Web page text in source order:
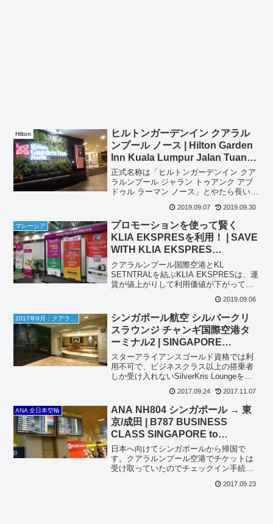
Hilton
ヒルトンガーデンイン クアラル
ンプール ノース | Hilton Garden
Inn Kuala Lumpur Jalan Tuanku
Abdul Rahman North
正式名称は「ヒルトンガーデンイン クア
ラルンプール ジャラン トゥアンク アブ
ドゥル ラーマン ノース」とやたら長いの
に告げるのは不可能だと感じました。3軒
となりには「ヒルトンガーデンイン クア
ラルンプー...
2019.09.07 2019.09.30
マレーシア
プロモーションを使って賢く
KLIA EKSPRESを利用！ | SAVE
WITH KLIA EKSPRES
PROMOTION CODE
クアラルンプール国際空港とKL
SETNTRALを結ぶKLIA EKSPRESは、運
賃が値上がりして利用価値が下がってき
えばまだまだ利用価値は残っています。
例えば、グループチケット（3人で利用す
るとMYR...
2019.09.06
シンガポール航空 シルバークリ
スラウンジ チャンギ国際空港タ
ーミナル2 | SINGAPORE
AIRLINES SILVERKRIS
LOUNGE at T2, SIN
スターアライアンスゴールド資格では利
用不可で、ビジネスクラス以上の搭乗者
しか受け入れないSilverKris Loungeを利
空港における、シンガポール航空ホーム
ラウンジに期待が高まります。シンガポ
ール航...
2017.09.24 2017.11.07
ANA 全日本空輸
ANA NH804 シンガポール → 東
京/成田 | B787 BUSINESS
CLASS SINGAPORE to
TOKYO/NARITA
日本へ向けてシンガポールから帰国で
す。クアラルンプール空港でチケットは
受け取っていたのでチェックイン手続き
はトランジットカウンターに寄らずに出
2017.09.23